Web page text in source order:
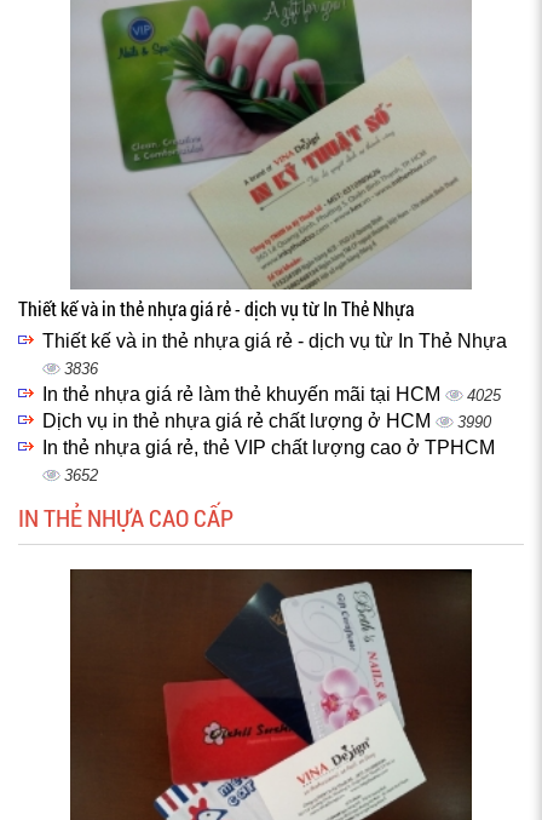
Thiết kế và in thẻ nhựa giá rẻ - dịch vụ từ In Thẻ Nhựa
Thiết kế và in thẻ nhựa giá rẻ - dịch vụ từ In Thẻ Nhựa
3836
In thẻ nhựa giá rẻ làm thẻ khuyến mãi tại HCM 4025
Dịch vụ in thẻ nhựa giá rẻ chất lượng ở HCM 3990
In thẻ nhựa giá rẻ, thẻ VIP chất lượng cao ở TPHCM
3652
IN THẺ NHỰA CAO CẤP